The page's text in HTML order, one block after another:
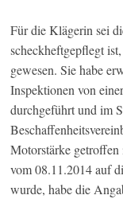
Für die Klägerin sei
scheckheftgepflegt
gewesen. Sie habe
Inspektionen von
durchgeführt und im
Motorstärke
vom 08.11.2014 auf
wurde, habe die